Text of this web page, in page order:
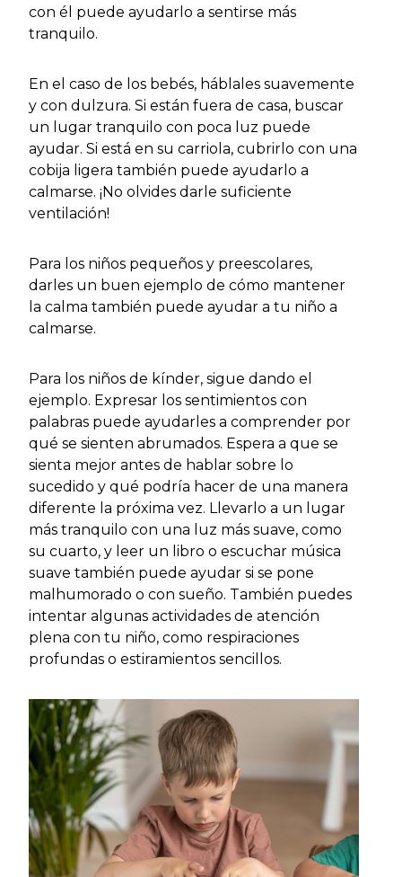
con él puede ayudarlo a sentirse más
tranquilo.
En el caso de los bebés, háblales suavemente
y con dulzura. Si están fuera de casa, buscar
un lugar tranquilo con poca luz puede
ayudar. Si está en su carriola, cubrirlo con una
cobija ligera también puede ayudarlo a
calmarse. ¡No olvides darle suficiente
ventilación!
Para los niños pequeños y preescolares,
darles un buen ejemplo de cómo mantener
la calma también puede ayudar a tu niño a
calmarse.
Para los niños de kínder, sigue dando el
ejemplo. Expresar los sentimientos con
palabras puede ayudarles a comprender por
qué se sienten abrumados. Espera a que se
sienta mejor antes de hablar sobre lo
sucedido y qué podría hacer de una manera
diferente la próxima vez. Llevarlo a un lugar
más tranquilo con una luz más suave, como
su cuarto, y leer un libro o escuchar música
suave también puede ayudar si se pone
malhumorado o con sueño. También puedes
intentar algunas actividades de atención
plena con tu niño, como respiraciones
profundas o estiramientos sencillos.